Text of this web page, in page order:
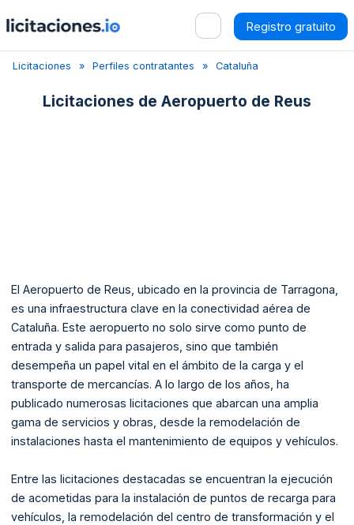
Registro gratuito
Licitaciones Perfiles contratantes Cataluña
Licitaciones de Aeropuerto de Reus
El Aeropuerto de Reus, ubicado en la provincia de Tarragona,
es una infraestructura clave en la conectividad aérea de
Cataluña. Este aeropuerto no solo sirve como punto de
entrada y salida para pasajeros, sino que también
desempeña un papel vital en el ámbito de la carga y el
transporte de mercancías. A lo largo de los años, ha
publicado numerosas licitaciones que abarcan una amplia
gama de servicios y obras, desde la remodelación de
instalaciones hasta el mantenimiento de equipos y vehículos.
Entre las licitaciones destacadas se encuentran la ejecución
de acometidas para la instalación de puntos de recarga para
vehículos, la remodelación del centro de transformación y el